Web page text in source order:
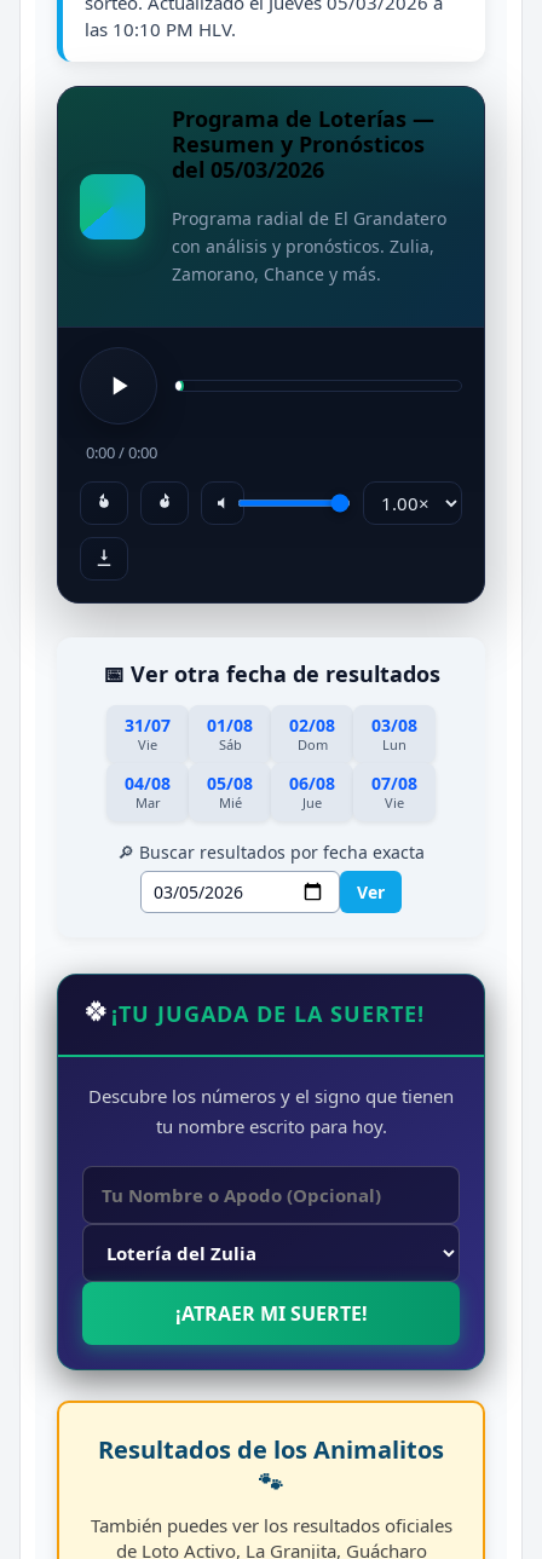
las 10:10 PM HLV.
Programa de Loterías —
Resumen y Pronósticos
del 05/03/2026
Programa radial de El Grandatero
con análisis y pronósticos. Zulia,
Zamorano, Chance y más.
0:00/0:00
📅 Ver otra fecha de resultados
31/07
Vie
01/08
Sáb
02/08
Dom
03/08
Lun
04/08
Mar
05/08
Mié
06/08
Jue
07/08
Vie
🔎 Buscar resultados por fecha exacta
Ver
🍀 ¡TU JUGADA DE LA SUERTE!
Descubre los números y el signo que tienen
tu nombre escrito para hoy.
¡ATRAER MI SUERTE!
Resultados de los Animalitos
🐾
También puedes ver los resultados oficiales
de Loto Activo, La Granjita, Guácharo